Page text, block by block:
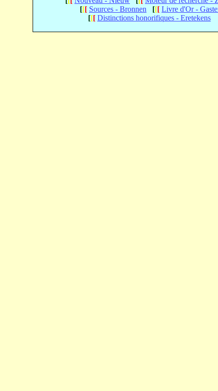
[[[ Sources - Bronnen [[[ Livre d'Or -
[[[ Distinctions honorifiques - Eretekens